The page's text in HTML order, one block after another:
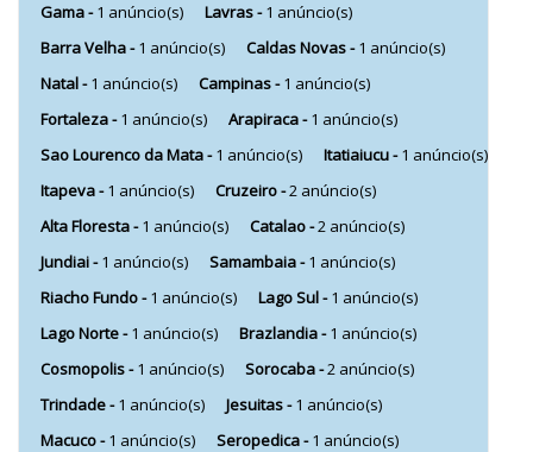
Gama -1 anúncio(s) Lavras -1 anúncio(s)
Barra Velha -1 anúncio(s) Caldas Novas -1 anúncio(s)
Natal -1 anúncio(s) Campinas -1 anúncio(s)
Fortaleza -1 anúncio(s) Arapiraca -1 anúncio(s)
Sao Lourenco da Mata -1 anúncio(s) Itatiaiucu -1 anúncio(s)
Itapeva -1 anúncio(s) Cruzeiro -2 anúncio(s)
Alta Floresta -1 anúncio(s) Catalao -2 anúncio(s)
Jundiai -1 anúncio(s) Samambaia -1 anúncio(s)
Riacho Fundo -1 anúncio(s) Lago Sul -1 anúncio(s)
Lago Norte -1 anúncio(s) Brazlandia -1 anúncio(s)
Cosmopolis -1 anúncio(s) Sorocaba -2 anúncio(s)
Trindade -1 anúncio(s) Jesuitas -1 anúncio(s)
Macuco -1 anúncio(s) Seropedica -1 anúncio(s)